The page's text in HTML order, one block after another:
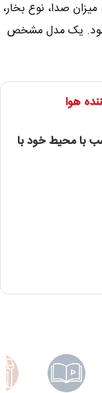
صدا، نوع بخار،
شود. یک مدل مشخص
هوا
با محیط خود با